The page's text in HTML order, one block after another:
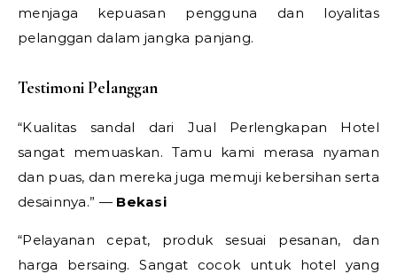
menjaga kepuasan pengguna dan loyalitas
pelanggan dalam jangka panjang.
Testimoni Pelanggan
“Kualitas sandal dari Jual Perlengkapan Hotel
sangat memuaskan. Tamu kami merasa nyaman
dan puas, dan mereka juga memuji kebersihan serta
desainnya.” — Bekasi
“Pelayanan cepat, produk sesuai pesanan, dan
harga bersaing. Sangat cocok untuk hotel yang